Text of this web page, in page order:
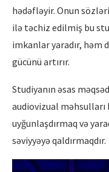
hədəfləyir. Onun
ilə təchiz edilmiş bu
imkanlar yaradır, həm
gücünü artırır.
Studiyanın əsas
audiovizual
uyğunlaşdırmaq və
səviyyəyə qaldırmaqdır.